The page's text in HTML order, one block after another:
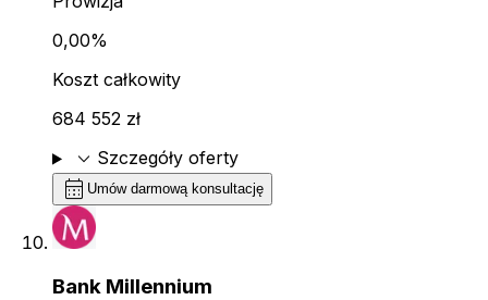
0,00%
Koszt całkowity
684 552 zł
expand_more Szczegóły oferty
calendar_month Umów darmową konsultację
Bank Millennium